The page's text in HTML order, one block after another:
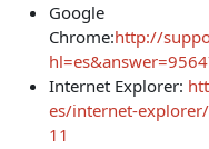
Google
Chrome:http://
Internet Explorer:
es/internet-
11